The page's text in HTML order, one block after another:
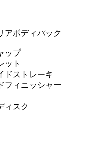
アボディパック
ップ
ット
ドストレーキ
フィニッシャー
ィスク